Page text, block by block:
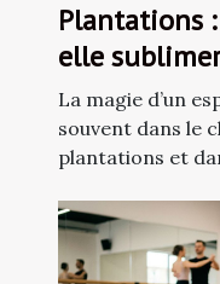
Plantations
elle
paysagère ?
La magie d’un
souvent dans le
plantations et